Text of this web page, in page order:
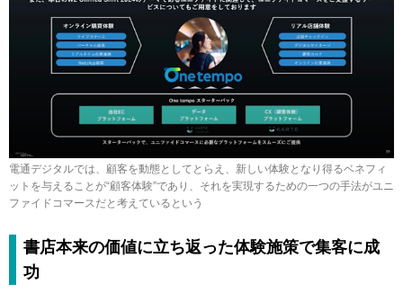
電通デジタルでは、顧客を動態としてとらえ、新しい体験となり得るベネフィ
ットを与えることが“顧客体験”であり、それを実現するための一つの手法がユニ
ファイドコマースだと考えているという
書店本来の価値に立ち返った体験施策で集客に成
功